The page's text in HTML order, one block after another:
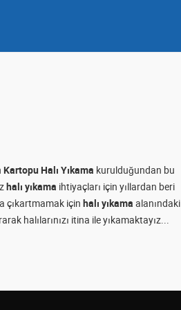
Kartopu Halı Yıkama kurulduğundan bu
halı yıkama ihtiyaçları için yıllardan beri
çıkartmamak için halı yıkama alanındaki
halılarınızı itina ile yıkamaktayız...